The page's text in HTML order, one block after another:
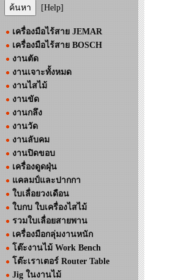
[Help]
เครื่องมือไร้สาย JEMAR
เครื่องมือไร้สาย BOSCH
งานตัด
งานเจาะทั้งหมด
งานไสไม้
งานขัด
งานกลึง
งานวัด
งานลับคม
งานปิดขอบ
เครื่องดูดฝุ่น
แคลมป์และปากกา
ใบเลื่อยวงเดือน
ใบกบ ใบเครื่องไสไม้
รวมใบเลื่อยสายพาน
เครื่องมือกลุ่มงานหนัก
โต๊ะงานไม้ Work Bench
โต๊ะเราเตอร์ Router Table
Jig ในงานไม้